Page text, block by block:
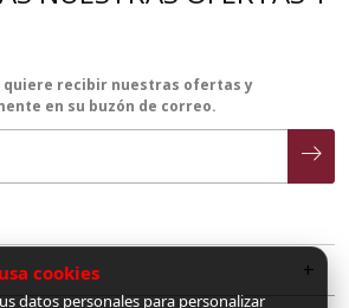
quiere recibir nuestras ofertas y
en su buzón de correo.
cookies
datos personales para personalizar